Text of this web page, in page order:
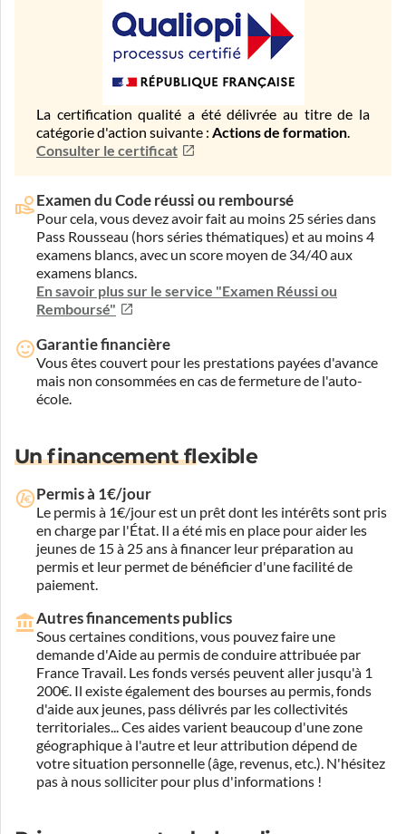
La certification qualité a été délivrée au titre de la
catégorie d'action suivante : Actions de formation.
Consulter le certificat
Examen du Code réussi ou remboursé
Pour cela, vous devez avoir fait au moins 25 séries dans
Pass Rousseau (hors séries thématiques) et au moins 4
examens blancs, avec un score moyen de 34/40 aux
examens blancs.
En savoir plus sur le service "Examen Réussi ou
Remboursé"
Garantie financière
Vous êtes couvert pour les prestations payées d'avance
mais non consommées en cas de fermeture de l'auto-
école.
Un financement flexible
Permis à 1€/jour
Le permis à 1€/jour est un prêt dont les intérêts sont pris
en charge par l'État. Il a été mis en place pour aider les
jeunes de 15 à 25 ans à financer leur préparation au
permis et leur permet de bénéficier d'une facilité de
paiement.
Autres financements publics
Sous certaines conditions, vous pouvez faire une
demande d'Aide au permis de conduire attribuée par
France Travail. Les fonds versés peuvent aller jusqu'à 1
200€. Il existe également des bourses au permis, fonds
d'aide aux jeunes, pass délivrés par les collectivités
territoriales... Ces aides varient beaucoup d'une zone
géographique à l'autre et leur attribution dépend de
votre situation personnelle (âge, revenus, etc.). N'hésitez
pas à nous solliciter pour plus d'informations !